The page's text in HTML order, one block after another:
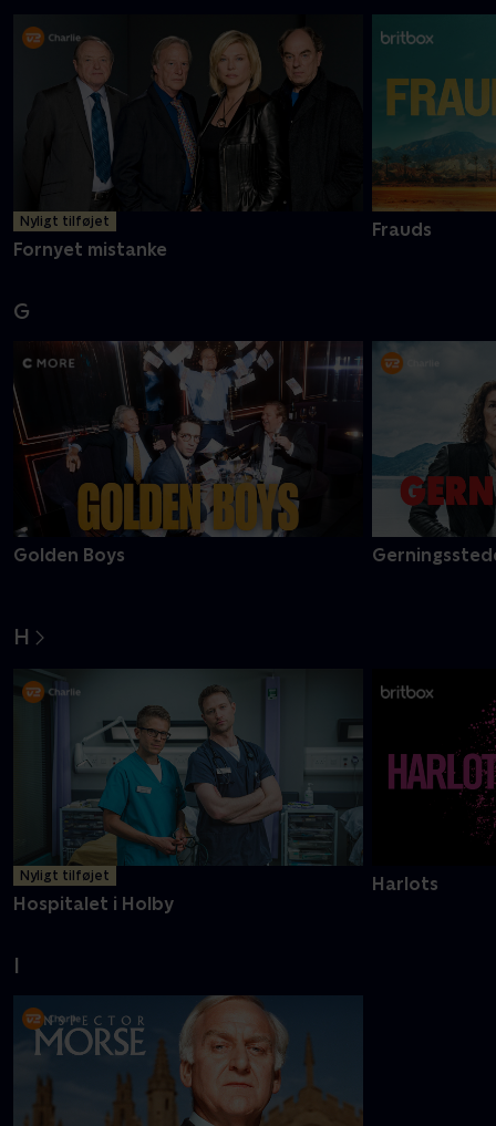
Nyligt tilføjet
Fornyet mistanke
Frauds
G
Golden Boys
H
Nyligt tilføjet
Hospitalet i Holby
Harlots
I